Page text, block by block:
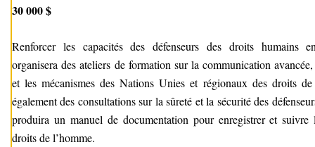
30 000 $
Renforcer les capacités des défenseurs des droits humains
organisera des ateliers de formation sur la communication
et les mécanismes des Nations Unies et régionaux des droits
également des consultations sur la sûreté et la sécurité des
produira un manuel de documentation pour enregistrer et suivre
droits de l’homme.